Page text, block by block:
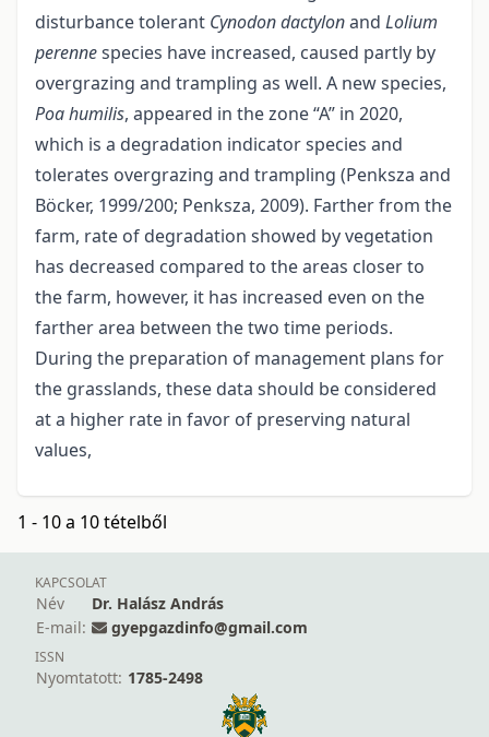
disturbance tolerant Cynodon dactylonand Lolium
perennespecies have increased, caused partly by
overgrazing and trampling as well. A new species,
Poa humilis, appeared in the zone “A” in 2020,
which is a degradation indicator species and
tolerates overgrazing and trampling (Penksza and
Böcker, 1999/200; Penksza, 2009). Farther from the
farm, rate of degradation showed by vegetation
has decreased compared to the areas closer to
the farm, however, it has increased even on the
farther area between the two time periods.
During the preparation of management plans for
the grasslands, these data should be considered
at a higher rate in favor of preserving natural
values,
1 - 10 a 10 tételből
KAPCSOLAT
Név
Dr. Halász András
E-mail:
gyepgazdinfo@gmail.com
ISSN
Nyomtatott: 1785-2498